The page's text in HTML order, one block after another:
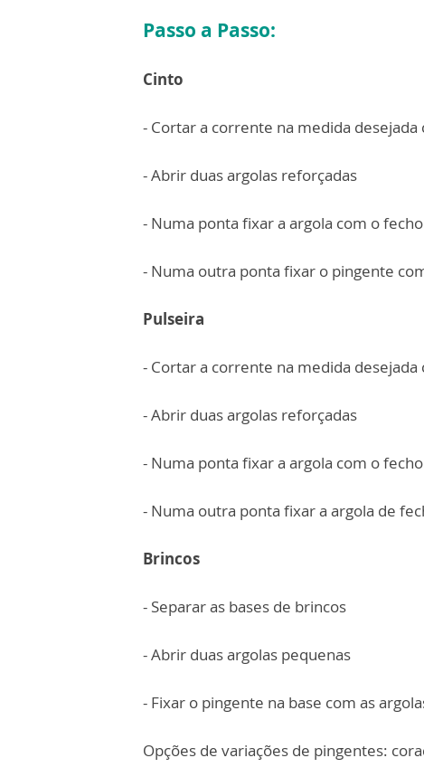
Passo a Passo:
Cinto
- Cortar a corrente na medida
- Abrir duas argolas reforçadas
- Numa ponta fixar a argola com o
- Numa outra ponta fixar o pingente
Pulseira
- Cortar a corrente na medida
- Abrir duas argolas reforçadas
- Numa ponta fixar a argola com o
- Numa outra ponta fixar a argola de
Brincos
- Separar as bases de brincos
- Abrir duas argolas pequenas
- Fixar o pingente na base com as
Opções de variações de pingentes: